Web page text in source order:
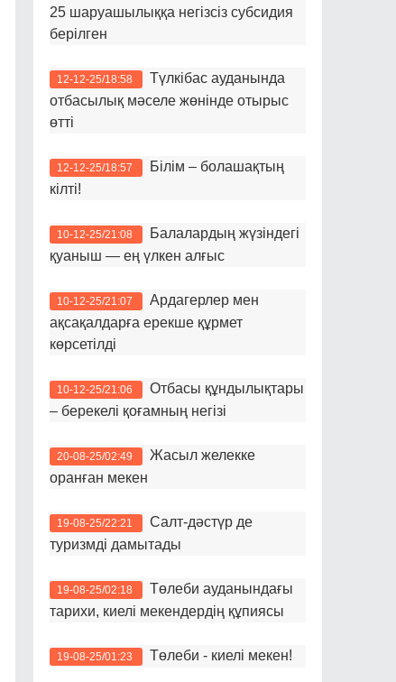
25 шаруашылыққа негізсіз субсидия
берілген
12-12-25/18:58
Түлкібас ауданында
отбасылық мәселе жөнінде отырыс
өтті
12-12-25/18:57
Білім – болашақтың
кілті!
10-12-25/21:08
Балалардың жүзіндегі
қуаныш — ең үлкен алғыс
10-12-25/21:07
Ардагерлер мен
ақсақалдарға ерекше құрмет
көрсетілді
10-12-25/21:06
Отбасы құндылықтары
– берекелі қоғамның негізі
20-08-25/02:49
Жасыл желекке
оранған мекен
19-08-25/22:21
Салт-дәстүр де
туризмді дамытады
19-08-25/02:18
Төлеби ауданындағы
тарихи, киелі мекендердің құпиясы
19-08-25/01:23 Төлеби - киелі мекен!